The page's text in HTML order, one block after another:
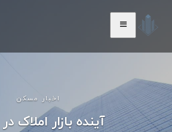
اخبار مسکن
آینده بازار املاک در